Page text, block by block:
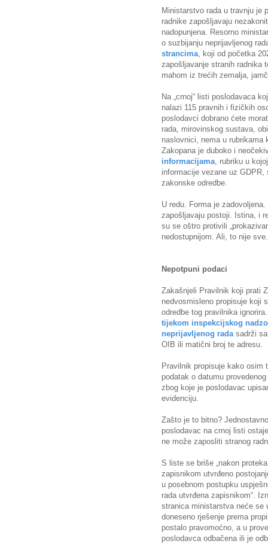
Ministarstvo rada u travnju je
radnike zapošljavaju
nadopunjena. Resorno
o suzbijanju neprijavljenog
strancima, koji od početka
zapošljavanje stranih radnika
mahom iz trećih zemalja,
Na „crnoj“ listi poslodavaca
nalazi 115 pravnih i fizičkih
poslodavci dobrano ćete
rada, mirovinskog sustava,
naslovnici, nema u
Zakopana je duboko i
informacijama, rubriku u
informacije vezane uz
zakonske odredbe.
U redu. Forma je
zapošljavaju postoji. Istina, i
su se oštro protivili
nedostupnijom. Ali, to nije sve.
Nepotpuni podaci
Zakašnjeli Pravilnik koji prati
nedvosmisleno propisuje koji
odredbe tog pravilnika
tijekom inspekcijskog
neprijavljenog radasadrži
OIB ili matični broj te adresu.
Pravilnik propisuje kako osim
podatak o datumu
zbog koje je poslodavac
evidenciju.
Zašto je to bitno?
poslodavac na crnoj listi
ne može zaposliti stranog
S liste se briše „nakon
zapisnikom utvrđeno
u posebnom postupku
rada utvrđena zapisnikom“.
stranica ministarstva neće se
doneseno rješenje prema
postalo pravomoćno, a u
poslodavca odbačena ili je